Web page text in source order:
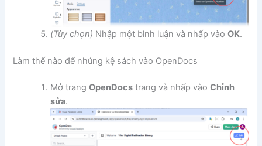
(Tùy chọn) Nhập một bình luận và nhấp vàoOK.
Làm thế nào để nhúng kệ sách vào OpenDocs
Mở trangOpenDocs trang và nhấp vàoChỉnh
sửa.